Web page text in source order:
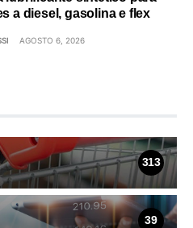
a diesel, gasolina e flex
AGOSTO 6, 2026
313
39